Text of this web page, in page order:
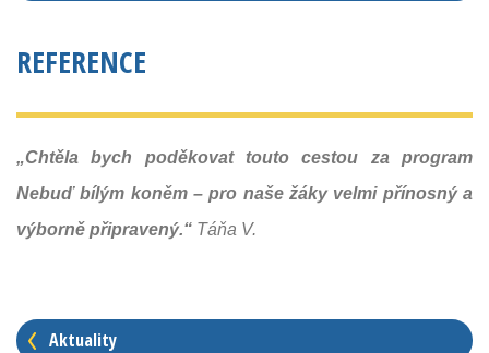
REFERENCE
„Chtěla bych poděkovat touto cestou za program
Nebuď bílým koněm – pro naše žáky velmi přínosný a
výborně připravený.“ Táňa V.
Aktuality